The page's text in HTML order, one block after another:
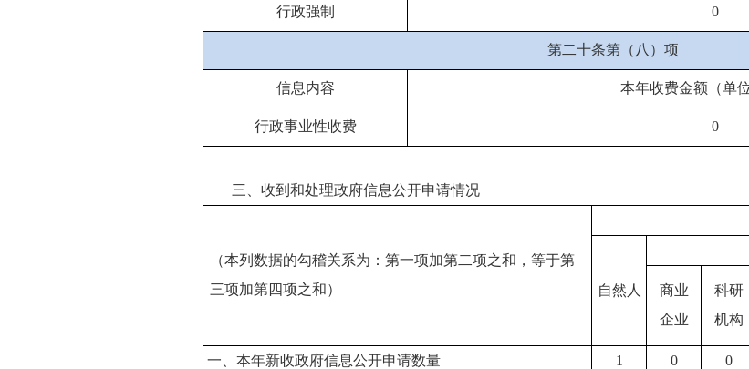
行政强制 0
第二十条第（八）项
信息内容 本年收费金额（单
行政事业性收费 0
三、收到和处理政府信息公开申请情况
（本列数据的勾稽关系为：第一项加第二项之和，等于第
三项加第四项之和）
自然人
商业
企业
科研
机构
一、本年新收政府信息公开申请数量 1 0 0